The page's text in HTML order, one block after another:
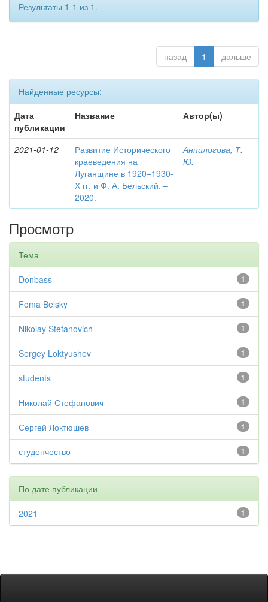
Результаты 1-1 из 1.
назад 1 дальше
Найденные ресурсы:
Дата
публикации
Название Автор(ы)
2021-01-12
Развитие Исторического
краеведения на
Луганщине в 1920–1930-
Х гг. и Ф. А. Бельский. –
2020.
Анпилогова, Т.
Ю.
Просмотр
Тема
1
Donbass
1
Foma Belsky
1
Nikolay Stefanovich
1
Sergey Loktyushev
1
students
1
Николай Стефанович
1
Сергей Локтюшев
1
студенчество
По дате публикации
1
2021